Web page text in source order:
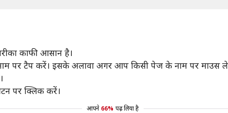
काफी आसान है।
टैप करें। इसके अलावा अगर आप किसी पेज के नाम पर माउस
पर क्लिक करें।
आपने 66% पढ़ लिया है